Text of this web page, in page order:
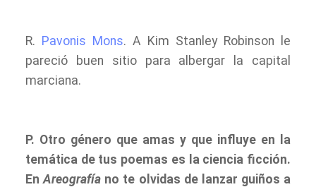
R. Pavonis Mons. A Kim Stanley Robinson le
pareció buen sitio para albergar la capital
marciana.
P. Otro género que amas y que influye en la
temática de tus poemas es la ciencia ficción.
EnAreografía no te olvidas de lanzar guiños a